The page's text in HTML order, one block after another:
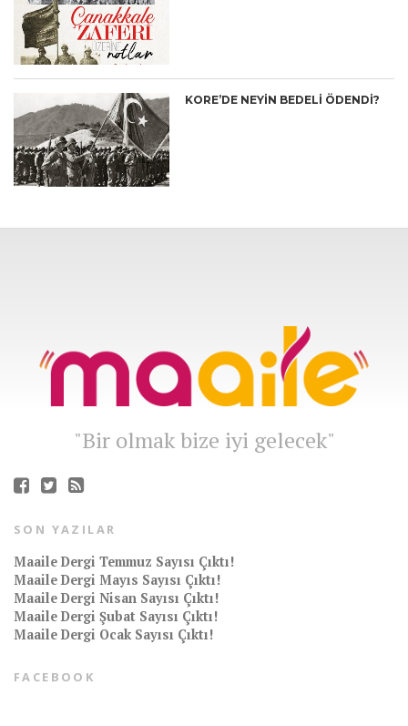
KORE’DE NEYİN BEDELİ ÖDENDİ?
"Bir olmak bize iyi gelecek"
SON YAZILAR
Maaile Dergi Temmuz Sayısı Çıktı!
Maaile Dergi Mayıs Sayısı Çıktı!
Maaile Dergi Nisan Sayısı Çıktı!
Maaile Dergi Şubat Sayısı Çıktı!
Maaile Dergi Ocak Sayısı Çıktı!
FACEBOOK